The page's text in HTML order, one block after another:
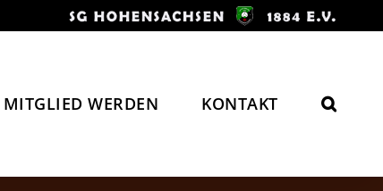
MITGLIED WERDEN KONTAKT